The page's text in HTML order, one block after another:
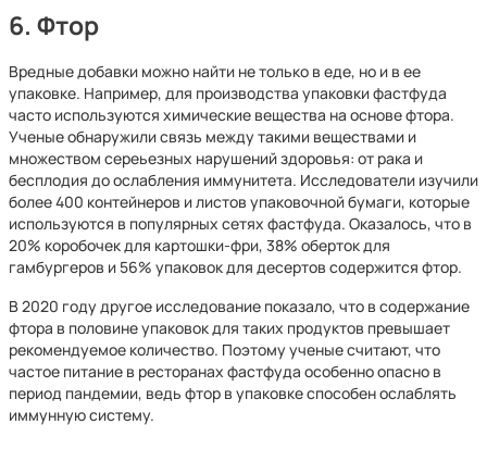
6. Фтор
Вредные добавки можно найти не только в еде, но и в ее
упаковке. Например, для производства упаковки фастфуда
часто используются химические вещества на основе фтора.
Ученые обнаружили связь между такими веществами и
множеством сереьезных нарушений здоровья: от рака и
бесплодия до ослабления иммунитета. Исследователи изучили
более 400 контейнеров и листов упаковочной бумаги, которые
используются в популярных сетях фастфуда. Оказалось, что в
20% коробочек для картошки-фри, 38% оберток для
гамбургеров и 56% упаковок для десертов содержится фтор.
В 2020 году другое исследование показало, что в содержание
фтора в половине упаковок для таких продуктов превышает
рекомендуемое количество. Поэтому ученые считают, что
частое питание в ресторанах фастфуда особенно опасно в
период пандемии, ведь фтор в упаковке способен ослаблять
иммунную систему.